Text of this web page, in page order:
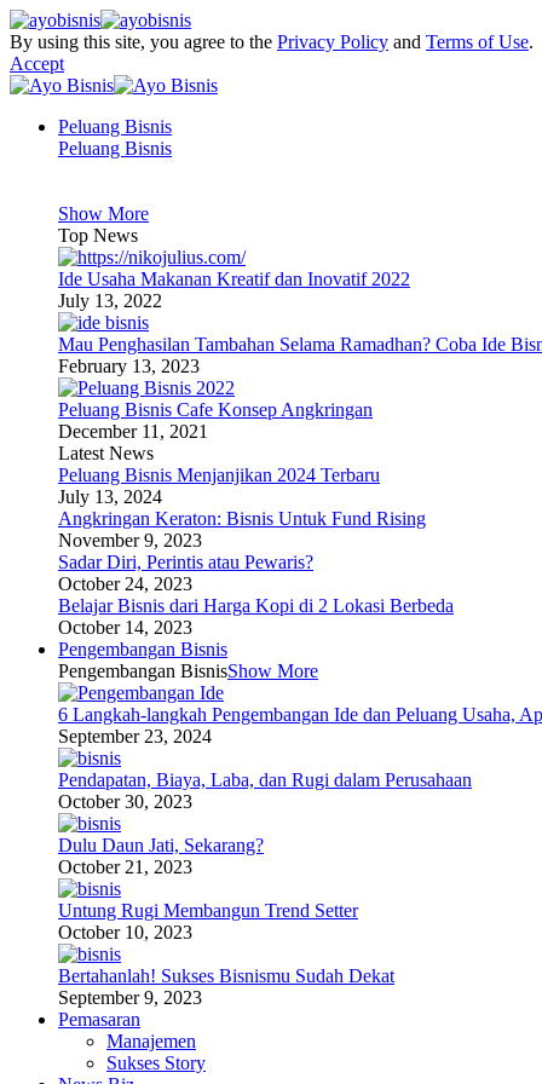
By using this site, you agree to the Privacy Policy and Terms of Use.
Accept
Peluang Bisnis
Peluang Bisnis
Show More
Top News
Ide Usaha Makanan Kreatif dan Inovatif 2022
July 13, 2022
Mau Penghasilan Tambahan Selama Ramadhan? Coba Ide
February 13, 2023
Peluang Bisnis Cafe Konsep Angkringan
December 11, 2021
Latest News
Peluang Bisnis Menjanjikan 2024 Terbaru
July 13, 2024
Angkringan Keraton: Bisnis Untuk Fund Rising
November 9, 2023
Sadar Diri, Perintis atau Pewaris?
October 24, 2023
Belajar Bisnis dari Harga Kopi di 2 Lokasi Berbeda
October 14, 2023
Pengembangan Bisnis
Pengembangan BisnisShow More
6 Langkah-langkah Pengembangan Ide dan Peluang Usaha,
September 23, 2024
Pendapatan, Biaya, Laba, dan Rugi dalam Perusahaan
October 30, 2023
Dulu Daun Jati, Sekarang?
October 21, 2023
Untung Rugi Membangun Trend Setter
October 10, 2023
Bertahanlah! Sukses Bisnismu Sudah Dekat
September 9, 2023
Pemasaran
Manajemen
Sukses Story